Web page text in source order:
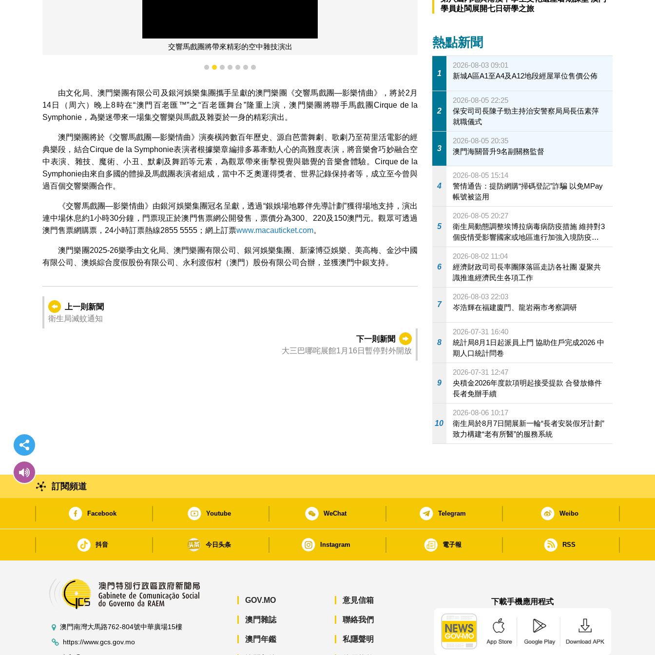
交響馬戲團將帶來精彩的空中雜技演出
1 2 3 4 5 6 7
由文化局、澳門樂團有限公司及銀河娛樂集團攜手呈獻的澳門樂團《交響馬戲團—影樂情曲》，將於2月
14日（周六）晚上8時在“澳門百老匯™”之“百老匯舞台”隆重上演，澳門樂團將聯手馬戲團Cirque de la
Symphonie，為樂迷帶來一場集交響樂與馬戲及雜耍於一身的精彩演出。
澳門樂團將於《交響馬戲團—影樂情曲》演奏橫跨數百年歷史、源自芭蕾舞劇、歌劇乃至荷里活電影的經
典樂段，結合Cirque de la Symphonie表演者根據樂章編排多幕牽動人心的高難度表演，將音樂會巧妙融合空
中表演、雜技、魔術、小丑、默劇及舞蹈等元素，為觀眾帶來衝擊視覺與聽覺的音樂會體驗。Cirque de la
Symphonie由來自多國的體操及馬戲團表演者組成，當中不乏奧運得獎者、世界記錄保持者等，成立至今曾與
過百個交響樂團合作。
《交響馬戲團—影樂情曲》由銀河娛樂集團冠名呈獻，透過“銀娛場地夥伴先導計劃”獲得場地支持，演出
連中場休息約1小時30分鐘，門票現正於澳門售票網公開發售，票價分為300、220及150澳門元。觀眾可透過
澳門售票網購票，24小時訂票熱線2855 5555；網上訂票www.macauticket.com。
澳門樂團2025-26樂季由文化局、澳門樂團有限公司、銀河娛樂集團、新濠博亞娛樂、美高梅、金沙中國
有限公司、澳娛綜合度假股份有限公司、永利渡假村（澳門）股份有限公司合辦，並獲澳門中銀支持。
上一則新聞
衛生局滅蚊通知
下一則新聞
大三巴哪咤展館1月16日暫停對外開放
學員赴閩展開七日研學之旅
熱點新聞
1
2026-08-03 09:01
新城A區A1至A4及A12地段經屋單位售價公佈
2
2026-08-05 22:25
保安司司長陳子勁主持治安警察局局長伍素萍
就職儀式
3
2026-08-05 20:35
澳門海關晉升9名副關務監督
4
2026-08-05 15:14
警情通告：提防網購“掃碼登記”詐騙 以免MPay
帳號被盜用
5
2026-08-05 20:27
衛生局動態調整埃博拉病毒病防疫措施 維持對3
個疫情受影響國家或地區進行加強入境防疫措
施
6
2026-08-02 11:04
經濟財政司司長率團隊落區走訪各社團 凝聚共
識推進經濟民生各項工作
7
2026-08-03 22:03
岑浩輝在福建廈門、龍岩兩市考察調研
8
2026-07-31 16:40
統計局8月1日起派員上門 協助住戶完成2026 中
期人口統計問卷
9
2026-07-31 12:47
央積金2026年度款項明起接受提款 合發放條件
長者免辦手續
10
2026-08-06 10:17
衛生局於8月7日開展新一輪“長者安裝假牙計劃”
致力構建“老有所醫”的服務系統
訂閱頻道
Facebook Youtube WeChat Telegram Weibo
抖音 今日头条 Instagram 電子報 RSS
澳門南灣大馬路762-804號中華廣場15樓
https://www.gcs.gov.mo
GOV.MO
澳門雜誌
澳門年鑑
意見信箱
聯絡我們
私隱聲明
下載手機應用程式